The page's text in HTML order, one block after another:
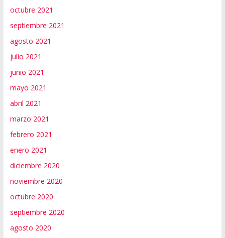
octubre 2021
septiembre 2021
agosto 2021
julio 2021
junio 2021
mayo 2021
abril 2021
marzo 2021
febrero 2021
enero 2021
diciembre 2020
noviembre 2020
octubre 2020
septiembre 2020
agosto 2020